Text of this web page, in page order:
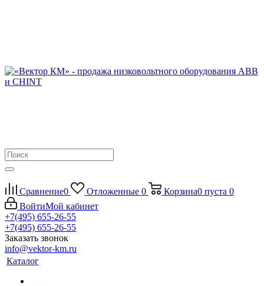
Сравнение0 Отложенные 0 Корзина0 пуста 0
ВойтиМой кабинет
+7(495) 655-26-55
+7(495) 655-26-55
Заказать звонок
info@vektor-km.ru
Каталог